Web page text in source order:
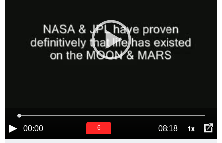
00:00 08:18 1x
6